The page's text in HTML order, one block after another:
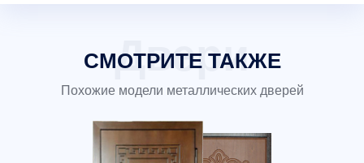
СМОТРИТЕ ТАКЖЕ
Похожие модели металлических дверей